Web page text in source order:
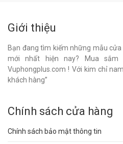
Giới thiệu
Bạn đang tìm kiếm những mẫu
mới nhất hiện nay? Mua
Vuphongplus.com ! Với kim chỉ
khách hàng”
Chính sách cửa hàng
Chính sách bảo mật thông tin